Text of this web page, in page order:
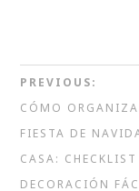
PREVIOUS:
CÓMO
FIESTA DE
CASA: CHECKLIST
DECORACIÓN